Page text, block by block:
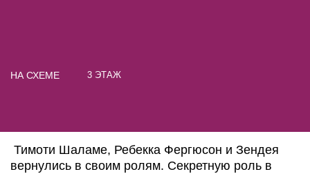
НА СХЕМЕ 3 ЭТАЖ
Тимоти Шаламе, Ребекка Фергюсон и Зендея
вернулись в своим ролям. Секретную роль в